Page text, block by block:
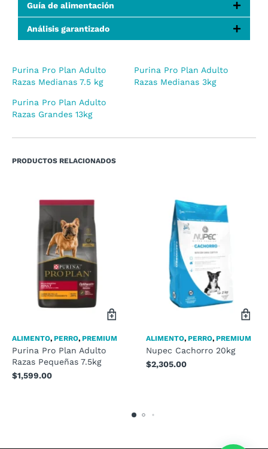
Guía de alimentación
Análisis garantizado
Purina Pro Plan Adulto
Razas Medianas 7.5 kg
Purina Pro Plan Adulto
Razas Medianas 3kg
Purina Pro Plan Adulto
Razas Grandes 13kg
PRODUCTOS RELACIONADOS
ALIMENTO, PERRO, PREMIUM
Purina Pro Plan Adulto
Razas Pequeñas 7.5kg
$1,599.00
ALIMENTO, PERRO, PREMIUM
Nupec Cachorro 20kg
$2,305.00